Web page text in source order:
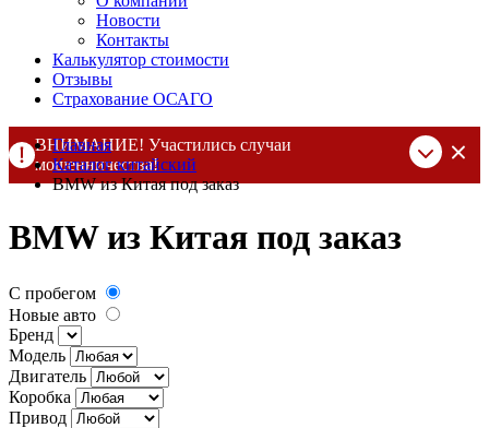
Новости
Контакты
Калькулятор стоимости
Отзывы
Страхование ОСАГО
ВНИМАНИЕ! Участились случаи
мошенничества!
Компания DSS Group принимает оплату за свои услуги только
При любых подозрениях, свяжитесь с нами по официальным
контактам , указанным в соц сетях и на сайте
Главная
Каталог китайский
BMW из Китая под заказ
BMW из Китая под заказ
С пробегом
Новые авто
Бренд
Модель
Двигатель
Коробка
Привод